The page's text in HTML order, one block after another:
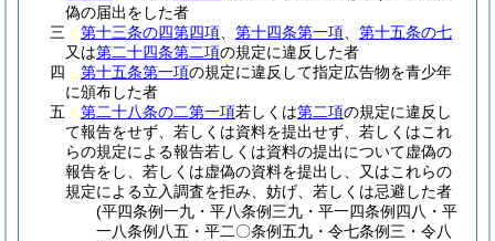
偽の届出をした者
三
第十三条の四第四項 第十四条第一項
第十五条の七
又は第二十四条第二項の規定に違反した者
四
第十五条第一項の規定に違反して指定広告物を青少年
に頒布した者
五
第二十八条の二第一項若しくは第二項の規定に違反し
て報告をせず、若しくは資料を提出せず、若しくはこれ
らの規定による報告若しくは資料の提出について虚偽の
報告をし、若しくは虚偽の資料を提出し、又はこれらの
規定による立入調査を拒み、妨げ、若しくは忌避した者
(平四条例一九・平八条例三九・平一四条例四八・平
一八条例八五・平二〇条例五九・令七条例三・令八